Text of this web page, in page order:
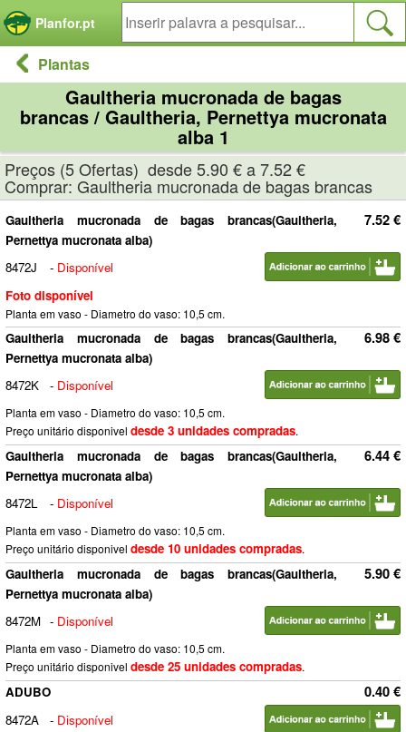
Planfor.pt
Plantas
Gaultheria mucronada de bagas
brancas / Gaultheria, Pernettya mucronata
alba 1
Preços (5 Ofertas) desde 5.90 € a 7.52 €
Comprar: Gaultheria mucronada de bagas brancas
7.52 €
Gaultheria mucronada de bagas brancas(Gaultheria,
Pernettya mucronata alba)
8472J
- Disponível
Foto disponível
Planta em vaso - Diametro do vaso: 10,5 cm.
6.98 €
Gaultheria mucronada de bagas brancas(Gaultheria,
Pernettya mucronata alba)
8472K
- Disponível
Planta em vaso - Diametro do vaso: 10,5 cm.
Preço unitário disponivel desde 3 unidades compradas.
6.44 €
Gaultheria mucronada de bagas brancas(Gaultheria,
Pernettya mucronata alba)
8472L
- Disponível
Planta em vaso - Diametro do vaso: 10,5 cm.
Preço unitário disponivel desde 10 unidades compradas.
5.90 €
Gaultheria mucronada de bagas brancas(Gaultheria,
Pernettya mucronata alba)
8472M - Disponível
Planta em vaso - Diametro do vaso: 10,5 cm.
Preço unitário disponivel desde 25 unidades compradas.
0.40 €
ADUBO
8472A
- Disponível
Painel de Gerenciamento de Cookies